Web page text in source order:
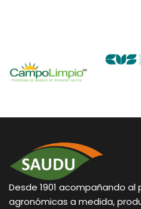
Desde 1901 acompañando
agronómicas a medida,